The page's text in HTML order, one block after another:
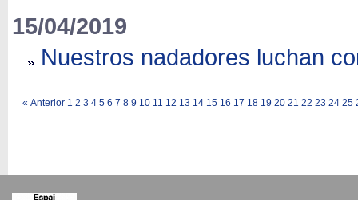
15/04/2019
Nuestros nadadores luchan
« Anterior 1 2 3 4 5 6 7 8 9 10 11 12 13 14 15 16 17 18 19 20 21 22 23 24 25